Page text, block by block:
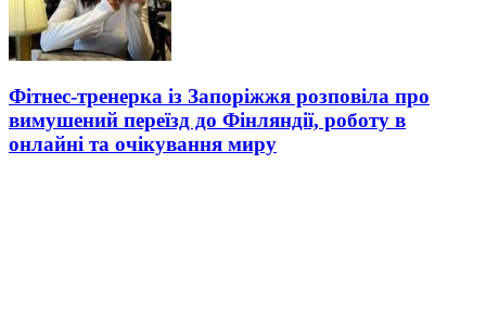
Фітнес-тренерка із Запоріжжя розповіла про
вимушений переїзд до Фінляндії, роботу в
онлайні та очікування миру